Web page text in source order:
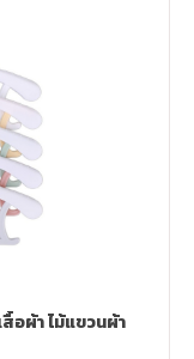
อผ้า ไม้แขวนผ้า